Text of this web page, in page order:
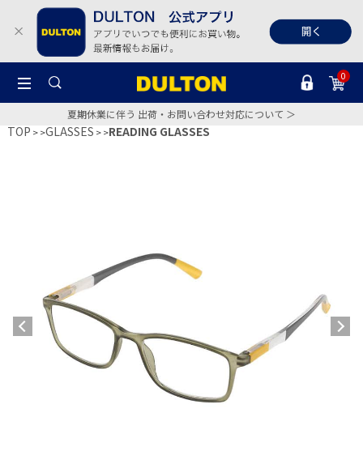
0
夏期休業に伴う 出荷・お問い合わせ対応について ＞
TOP >GLASSES >READING GLASSES